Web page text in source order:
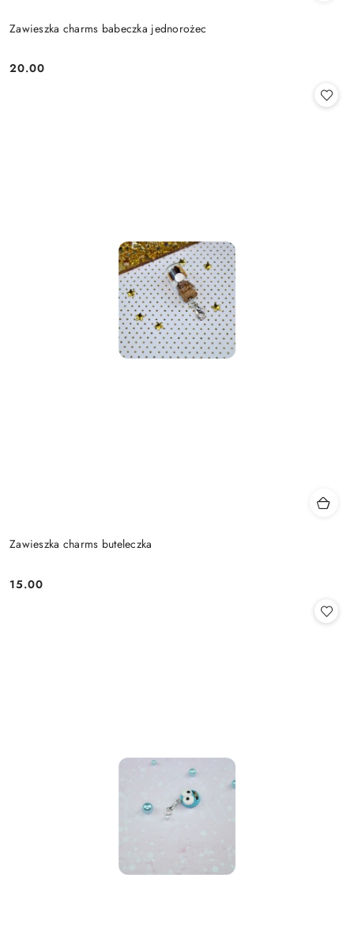
Zawieszka charms babeczka jednorożec
Cena:
20.00
Zawieszka charms buteleczka
Cena:
15.00